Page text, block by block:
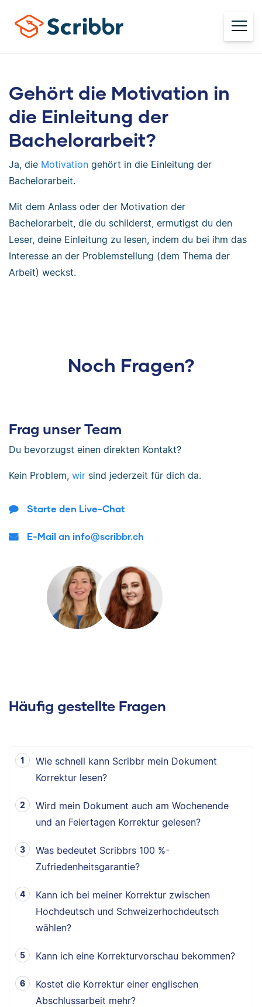
Gehört die Motivation in
die Einleitung der
Bachelorarbeit?
Ja, die Motivation gehört in die Einleitung der
Bachelorarbeit.
Mit dem Anlass oder der Motivation der
Bachelorarbeit, die du schilderst, ermutigst du den
Leser, deine Einleitung zu lesen, indem du bei ihm das
Interesse an der Problemstellung (dem Thema der
Arbeit) weckst.
Noch Fragen?
Frag unser Team
Du bevorzugst einen direkten Kontakt?
Kein Problem, wir sind jederzeit für dich da.
Starte den Live-Chat
E-Mail an info@scribbr.ch
Häufig gestellte Fragen
Wie schnell kann Scribbr mein Dokument
Korrektur lesen?
Wird mein Dokument auch am Wochenende
und an Feiertagen Korrektur gelesen?
Was bedeutet Scribbrs 100 %-
Zufriedenheitsgarantie?
Kann ich bei meiner Korrektur zwischen
Hochdeutsch und Schweizerhochdeutsch
wählen?
Kann ich eine Korrekturvorschau bekommen?
Kostet die Korrektur einer englischen
Abschlussarbeit mehr?